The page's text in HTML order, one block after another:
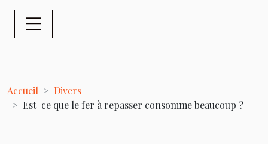
Accueil
Divers
Est-ce que le fer à repasser consomme beaucoup ?